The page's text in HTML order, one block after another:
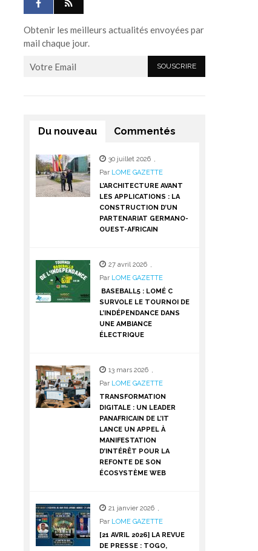
Obtenir les meilleurs actualités envoyées par
mail chaque jour.
Du nouveau Commentés
30 juillet 2026 ,
Par LOME GAZETTE
L’ARCHITECTURE AVANT
LES APPLICATIONS : LA
CONSTRUCTION D’UN
PARTENARIAT GERMANO-
OUEST-AFRICAIN
27 avril 2026 ,
Par LOME GAZETTE
BASEBALL5 : LOMÉ C
SURVOLE LE TOURNOI DE
L’INDÉPENDANCE DANS
UNE AMBIANCE
ÉLECTRIQUE
13 mars 2026 ,
Par LOME GAZETTE
TRANSFORMATION
DIGITALE : UN LEADER
PANAFRICAIN DE L’IT
LANCE UN APPEL À
MANIFESTATION
D’INTÉRÊT POUR LA
REFONTE DE SON
ÉCOSYSTÈME WEB
21 janvier 2026 ,
Par LOME GAZETTE
[21 AVRIL 2026] LA REVUE
DE PRESSE : TOGO,